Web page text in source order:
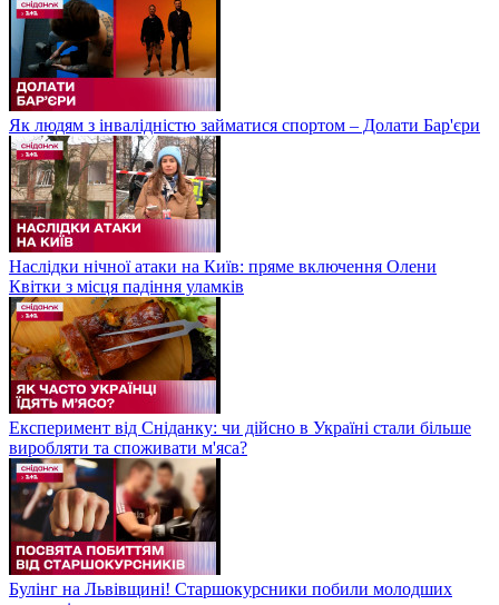
Як людям з інвалідністю займатися спортом – Долати Бар'єри
Наслідки нічної атаки на Київ: пряме включення Олени
Квітки з місця падіння уламків
Експеримент від Сніданку: чи дійсно в Україні стали більше
виробляти та споживати м'яса?
Булінг на Львівщині! Старшокурсники побили молодших